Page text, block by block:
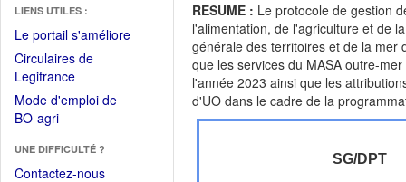
LIENS UTILES :
Le portail s'améliore(Fichier
Circulaires de
Legifrance(Ouvrir
dans
une
fenêtre)
Mode d'emploi de
BO-agri(Ouvrir
une
nouvelle
UNE DIFFICULTÉ ?
Contactez-nous
RESUME : Le protocole de gestion
l'alimentation, de l'agriculture et de
générale des territoires et de la mer
que les services du MASA outre-
l'année 2023 ainsi que les
d'UO dans le cadre de la
SG/DPT